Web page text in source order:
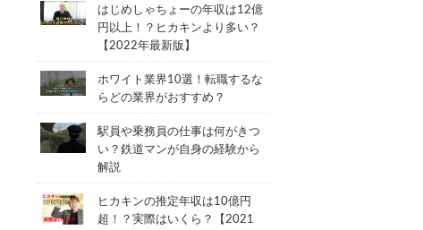
はじめしゃちょーの年収は12億
円以上！？ヒカキンより多い？
【2022年最新版】
ホワイト業界10選！転職するな
らどの業界がおすすめ？
駅員や乗務員の仕事は何がきつ
い？鉄道マンが自身の経験から
解説
ヒカキンの推定年収は10億円
超！？実際はいくら？【2021